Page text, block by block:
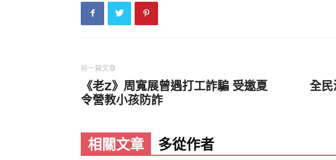
隨著伊朗遭遇以軍密集打擊，部分核設施受損、軍事
者」的地位。
斯德哥爾摩國際和平研究所（SIPRI）中國安全計畫
遭西方「不公平對待」的國家，實則在地區衝突中保
張。」
前一篇文章
《老Z》周寬展曾遇打工詐騙 受邀夏
令營教小孩防詐
全民
相關文章 多從作者